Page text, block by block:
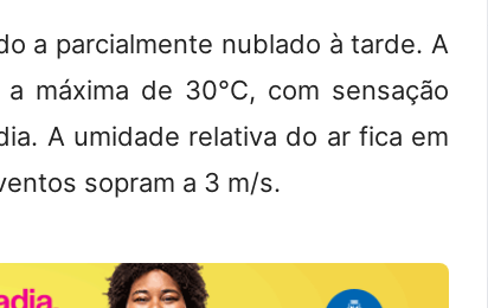
a parcialmente nublado à tarde. A
máxima de 30°C, com sensação
A umidade relativa do ar fica em
sopram a 3 m/s.